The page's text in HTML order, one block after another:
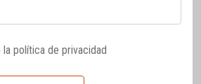
la política de privacidad